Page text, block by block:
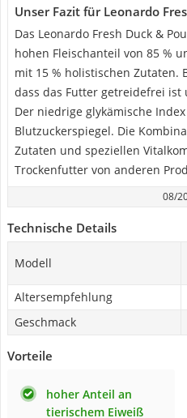
Unser Fazit für Leonardo
Das Leonardo Fresh Duck &
hohen Fleischanteil von 85 %
mit 15 % holistischen Zutaten.
dass das Futter getreidefrei
Der niedrige glykämische
Blutzuckerspiegel. Die
Zutaten und speziellen
Trockenfutter von anderen
08/
Technische Details
Modell
Altersempfehlung
Geschmack
Vorteile
hoher Anteil an
tierischem Eiweiß